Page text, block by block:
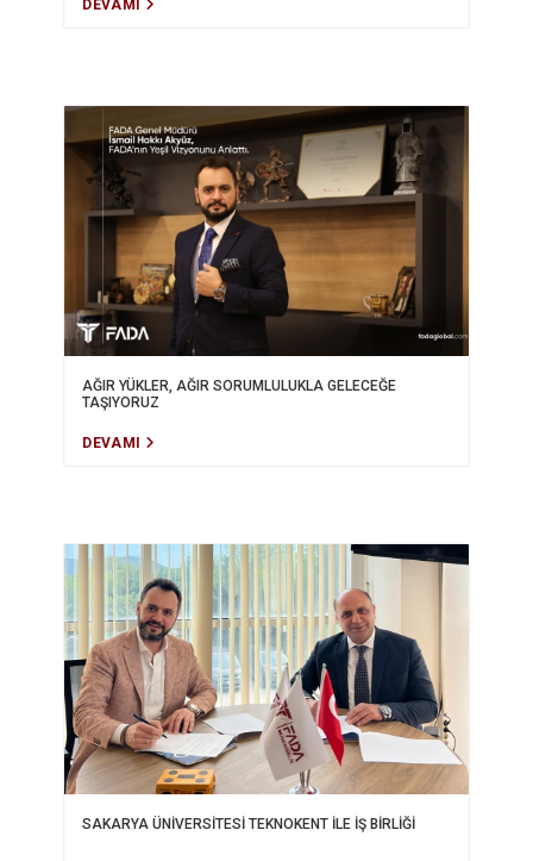
DEVAMI
AĞIR YÜKLER, AĞIR SORUMLULUKLA GELECEĞE
TAŞIYORUZ
DEVAMI
SAKARYA ÜNİVERSİTESİ TEKNOKENT İLE İŞ BİRLİĞİ